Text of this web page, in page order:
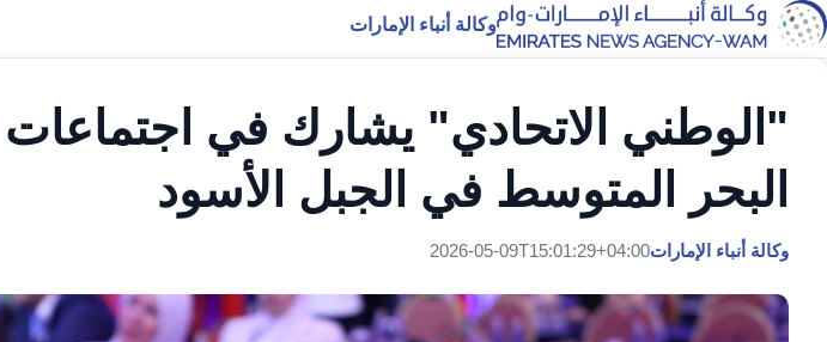
وكالة أنباء الإمارات
"الوطني الاتحادي" يشارك في اجتماعات
البحر المتوسط في الجبل الأسود
وكالة أنباء الإمارات2026-05-09T15:01:29+04:00